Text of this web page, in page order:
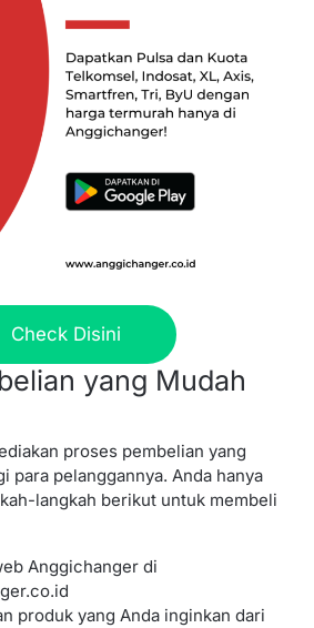
Check Disini
yang Mudah
proses pembelian yang
para pelanggannya. Anda hanya
langkah berikut untuk membeli
Anggichanger di
produk yang Anda inginkan dari